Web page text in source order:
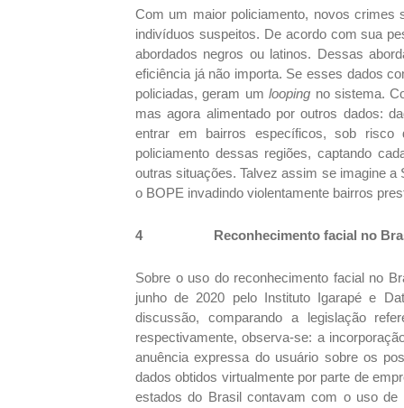
Com um maior policiamento, novos crimes
indivíduos suspeitos. De acordo com sua
abordados negros ou latinos. Dessas
eficiência já não importa. Se esses dados
policiadas, geram umlooping no sistema.
mas agora alimentado por outros dados:
entrar em bairros específicos, sob risco
policiamento dessas regiões, captando
outras situações. Talvez assim se imagine a
o BOPE invadindo violentamente bairros
4 Reconhecimento facial no
Sobre o uso do reconhecimento facial no
junho de 2020 pelo Instituto Igarapé e
discussão, comparando a legislação
respectivamente, observa-se: a
anuência expressa do usuário sobre os
dados obtidos virtualmente por parte de
estados do Brasil contavam com o uso de